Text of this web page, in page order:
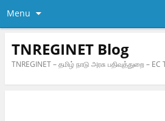
Menu
TNREGINET Blog
TNREGINET – தமிழ் நாடு அரசு பதிவுத்துறை – EC